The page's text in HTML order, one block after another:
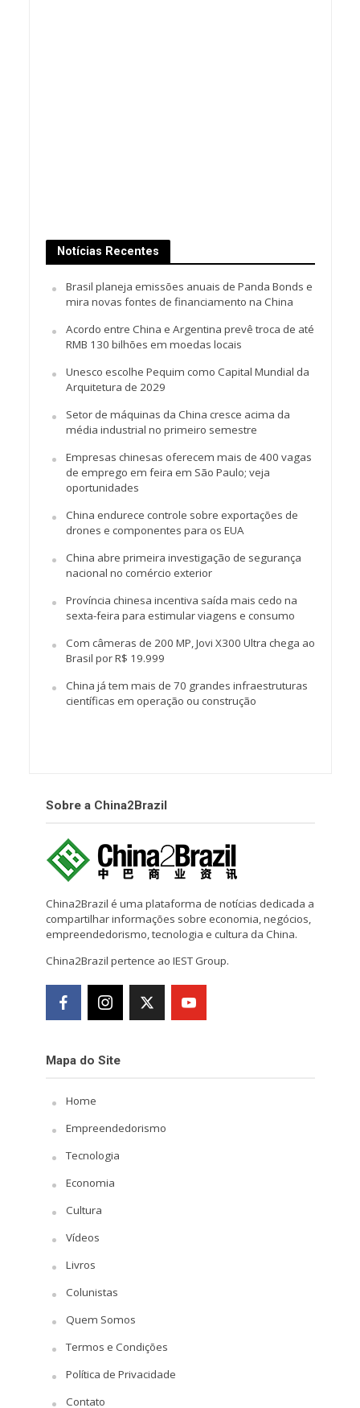
Notícias Recentes
Brasil planeja emissões anuais de Panda Bonds e
mira novas fontes de financiamento na China
Acordo entre China e Argentina prevê troca de até
RMB 130 bilhões em moedas locais
Unesco escolhe Pequim como Capital Mundial da
Arquitetura de 2029
Setor de máquinas da China cresce acima da
média industrial no primeiro semestre
Empresas chinesas oferecem mais de 400 vagas
de emprego em feira em São Paulo; veja
oportunidades
China endurece controle sobre exportações de
drones e componentes para os EUA
China abre primeira investigação de segurança
nacional no comércio exterior
Província chinesa incentiva saída mais cedo na
sexta-feira para estimular viagens e consumo
Com câmeras de 200 MP, Jovi X300 Ultra chega ao
Brasil por R$ 19.999
China já tem mais de 70 grandes infraestruturas
científicas em operação ou construção
Sobre a China2Brazil
China2Brazil é uma plataforma de notícias dedicada a
compartilhar informações sobre economia, negócios,
empreendedorismo, tecnologia e cultura da China.
China2Brazil pertence ao IEST Group.
Mapa do Site
Home
Empreendedorismo
Tecnologia
Economia
Cultura
Vídeos
Livros
Colunistas
Quem Somos
Termos e Condições
Política de Privacidade
Contato